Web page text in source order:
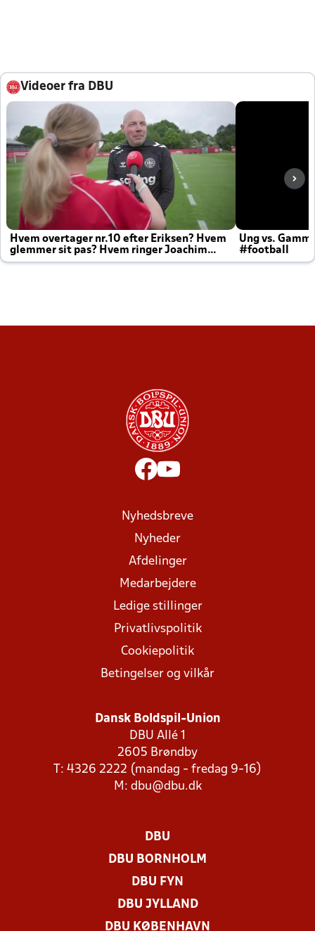
Videoer fra DBU
Hvem overtager nr.10 efter Eriksen? Hvem
glemmer sit pas? Hvem ringer Joachim
altid til efter kampe?
Ung vs.
#football
Nyhedsbreve
Nyheder
Afdelinger
Medarbejdere
Ledige stillinger
Privatlivspolitik
Cookiepolitik
Betingelser og vilkår
Dansk Boldspil-Union
DBU Allé 1
2605 Brøndby
T: 4326 2222 (mandag - fredag 9-16)
M: dbu@dbu.dk
DBU
DBU BORNHOLM
DBU FYN
DBU JYLLAND
DBU KØBENHAVN